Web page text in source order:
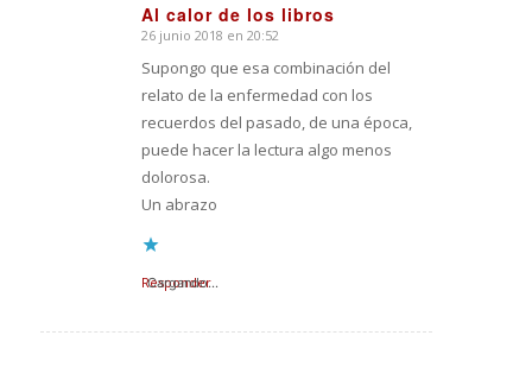
Al calor de los libros
Dice:
26 junio 2018 en 20:52
Supongo que esa combinación del
relato de la enfermedad con los
recuerdos del pasado, de una época,
puede hacer la lectura algo menos
dolorosa.
Un abrazo
Cargando...
Responder